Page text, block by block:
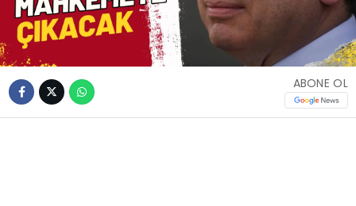
ABONE OL